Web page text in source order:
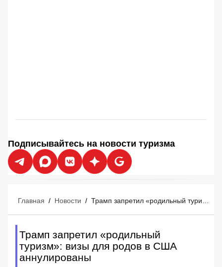
Подписывайтесь на новости туризма
Главная / Новости /
Трамп запретил «родильный
туризм»: визы для родов в США
аннулированы